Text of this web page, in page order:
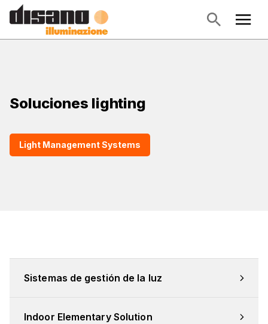
Soluciones lighting
Light Management Systems
Sistemas de gestión de la luz
Indoor Elementary Solution